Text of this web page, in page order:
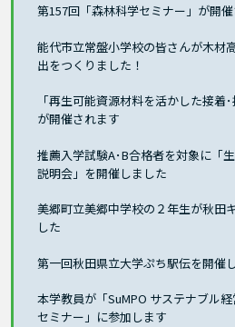
第157回「森林科学セミナー」が開
能代市立常盤小学校の皆さんが木材
出をつくりました！
「再生可能資源材料を活かした接着
が開催されます
推薦入学試験A･B合格者を対象に「
説明会」を開催しました
美郷町立美郷中学校の２年生が秋田
した
第一回秋田県立大学ぷち駅伝を開催
本学教員が「SuMPO サステナブル
セミナー」に参加します